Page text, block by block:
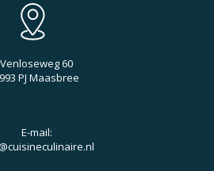
Venloseweg 60
PJ Maasbree
E-mail: